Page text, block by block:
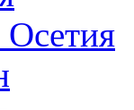
Осетия